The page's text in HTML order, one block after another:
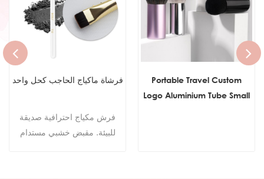
فرشاة ماكياج الحاجب كحل واحد
فرش مكياج احترافية صديقة
للبيئة. مقبض خشبي مستدام
Portable Travel Custom
Logo Aluminium Tube Small